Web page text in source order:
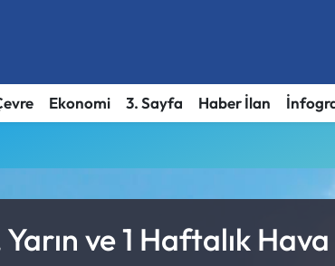
Ekonomi 3. Sayfa Haber İlan
ve 1 Haftalık